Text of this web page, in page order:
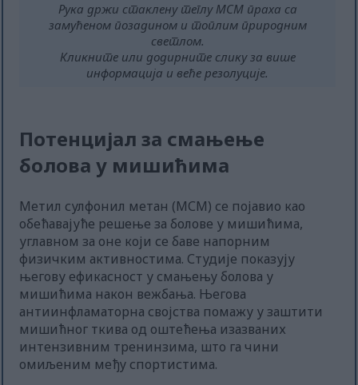
Рука држи стаклену теглу МСМ праха са
замућеном позадином и топлим природним
светлом.
Кликните или додирните слику за више
информација и веће резолуције.
Потенцијал за смањење
болова у мишићима
Метил сулфонил метан (МСМ) се појавио као
обећавајуће решење за болове у мишићима,
углавном за оне који се баве напорним
физичким активностима. Студије показују
његову ефикасност у смањењу болова у
мишићима након вежбања. Његова
антиинфламаторна својства помажу у заштити
мишићног ткива од оштећења изазваних
интензивним тренинзима, што га чини
омиљеним међу спортистима.